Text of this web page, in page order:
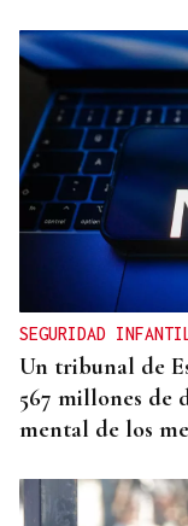
DISTRIBUIDORA
Gaseosas
Valdeorras y
SEGURIDAD
Un tribunal de
567 millones de
mental de los